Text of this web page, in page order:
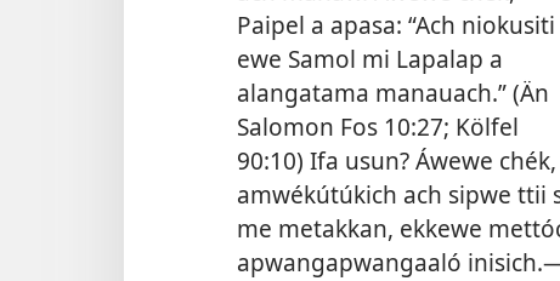
Paipel a apasa: “Ach niokusiti
ewe Samol mi Lapalap a
alangatama manauach.” (Än
Salomon Fos 10:27; Kölfel
90:10) Ifa usun? Áwewe
amwékútúkich ach sipwe ttii
me metakkan, ekkewe
apwangapwangaaló